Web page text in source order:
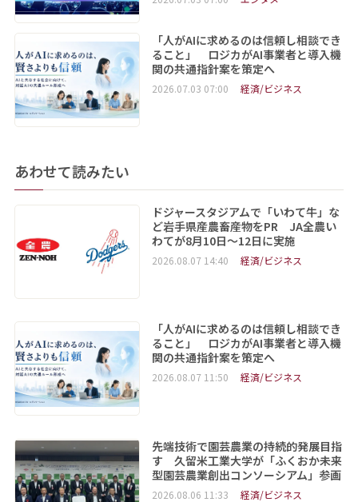
「人がAIに求めるのは信頼し相談でき
ること」 ロジカがAI事業者と導入機
関の共通指針案を策定へ
2026.07.03 07:00 経済/ビジネス
あわせて読みたい
ドジャースタジアムで「いわて牛」な
ど岩手県産農畜産物をPR JA全農い
わてが8月10日～12日に実施
2026.08.07 14:40 経済/ビジネス
「人がAIに求めるのは信頼し相談でき
ること」 ロジカがAI事業者と導入機
関の共通指針案を策定へ
2026.08.07 11:50 経済/ビジネス
先端技術で園芸農業の持続的発展目指
す 久留米工業大学が「ふくおか未来
型園芸農業創出コンソーシアム」参画
2026.08.06 11:33 経済/ビジネス